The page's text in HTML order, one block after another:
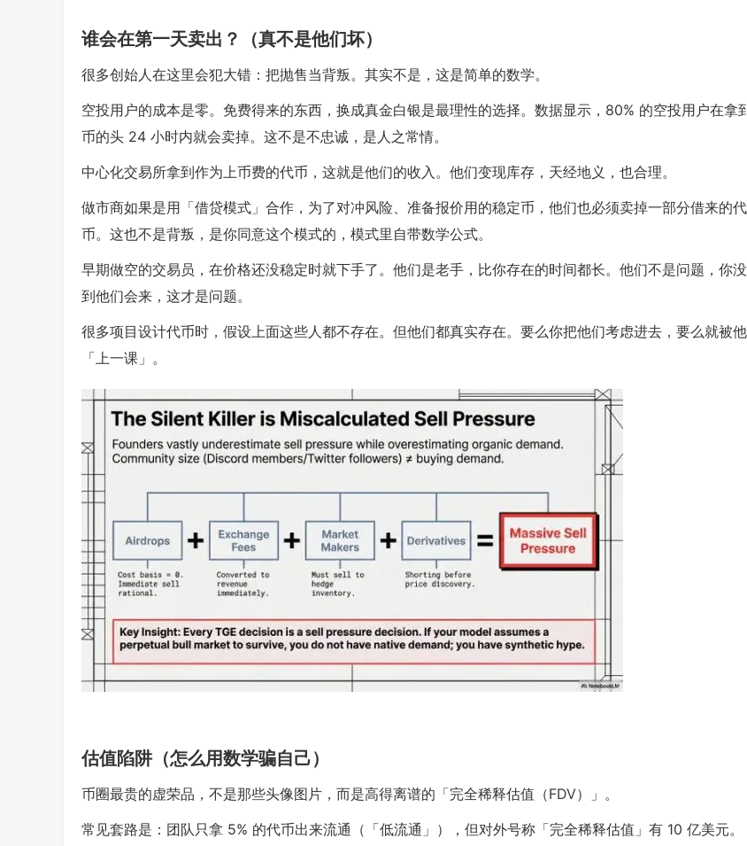
谁会在第一天卖出？（真不是他们坏）
很多创始人在这里会犯大错：把抛售当背叛。其实不是，这是简单的数学。
空投用户的成本是零。免费得来的东西，换成真金白银是最理性的选择。数据显示，80% 的空投用户在拿
币的头 24 小时内就会卖掉。这不是不忠诚，是人之常情。
中心化交易所拿到作为上币费的代币，这就是他们的收入。他们变现库存，天经地义，也合理。
做市商如果是用「借贷模式」合作，为了对冲风险、准备报价用的稳定币，他们也必须卖掉一部分借来的代
币。这也不是背叛，是你同意这个模式的，模式里自带数学公式。
早期做空的交易员，在价格还没稳定时就下手了。他们是老手，比你存在的时间都长。他们不是问题，你
到他们会来，这才是问题。
很多项目设计代币时，假设上面这些人都不存在。但他们都真实存在。要么你把他们考虑进去，要么就被
「上一课」。
估值陷阱（怎么用数学骗自己）
币圈最贵的虚荣品，不是那些头像图片，而是高得离谱的「完全稀释估值（FDV）」。
常见套路是：团队只拿 5% 的代币出来流通（「低流通」），但对外号称「完全稀释估值」有 10 亿美元。